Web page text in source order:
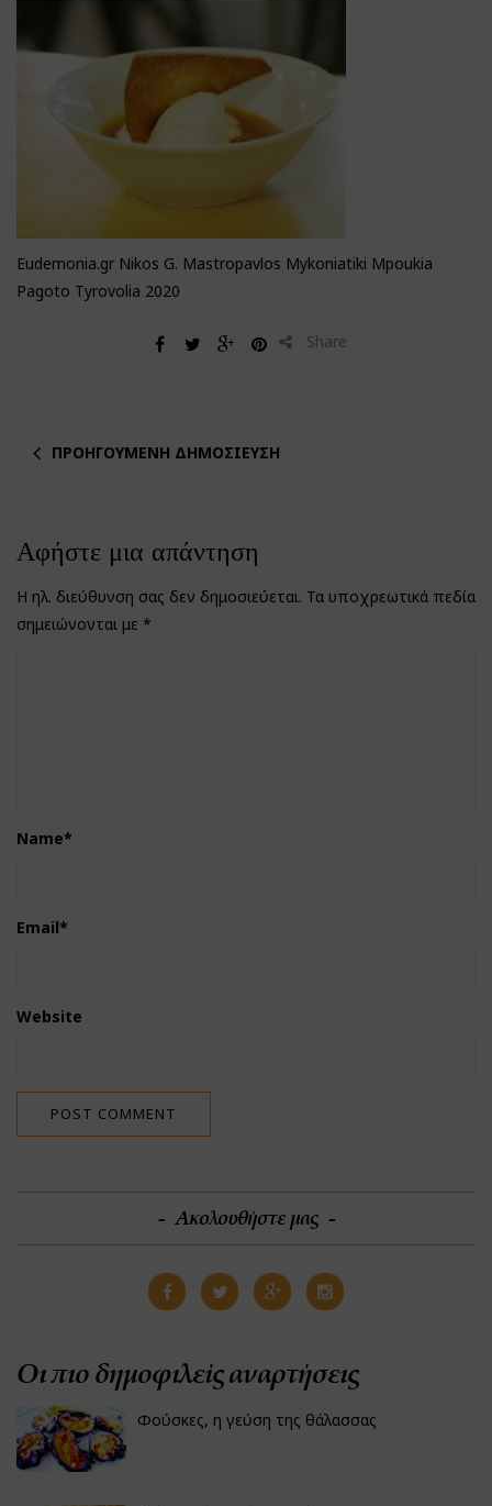
Eudemonia.gr Nikos G. Mastropavlos Mykoniatiki Mpoukia
Pagoto Tyrovolia 2020
Share
ΠΡΟΗΓΟΎΜΕΝΗ ΔΗΜΟΣΊΕΥΣΗ
Αφήστε μια απάντηση
Η ηλ. διεύθυνση σας δεν δημοσιεύεται. Τα υποχρεωτικά πεδία
σημειώνονται με *
Name*
Email*
Website
Ακολουθήστε μας
Οι πιο δημοφιλείς αναρτήσεις
Φούσκες, η γεύση της θάλασσας